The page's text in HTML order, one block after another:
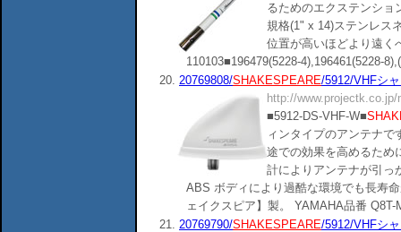
るためのエクステンショ
規格(1" x 14)ステンレス
位置が高いほどより遠く
110103■196479(5228-4),196461(5228-
20. 20769808/SHAKESPEARE/5912/VHFシ
http://
■5912-DS-VHF-W■
ィンタイプのアンテナ
途での効果を高めるため
計によりアンテナが引っ
ABS ボディにより過酷な環境でも長寿
ェイクスピア】製。 YAMAHA品番 Q8T-
21. 20769790/SHAKESPEARE/5912/VHFシ